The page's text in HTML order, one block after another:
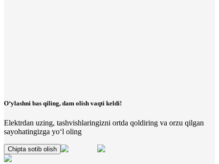
O‘ylashni bas qiling, dam olish vaqti keldi!
Elektrdan uzing, tashvishlaringizni ortda qoldiring va orzu qilgan
sayohatingizga yo‘l oling
Chipta sotib olish